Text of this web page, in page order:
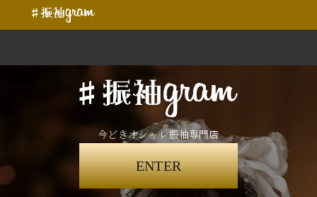
今どきオシャレ振袖専門店
ENTER